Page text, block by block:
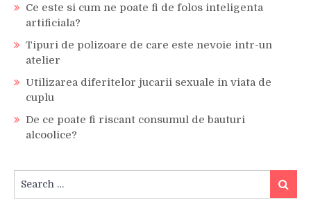
Ce este si cum ne poate fi de folos inteligenta
artificiala?
Tipuri de polizoare de care este nevoie intr-un
atelier
Utilizarea diferitelor jucarii sexuale in viata de
cuplu
De ce poate fi riscant consumul de bauturi
alcoolice?
for:
Search